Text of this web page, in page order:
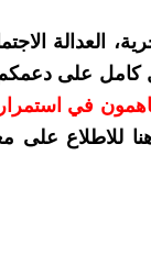
كامل على
تساهمون في
للاطلاع على